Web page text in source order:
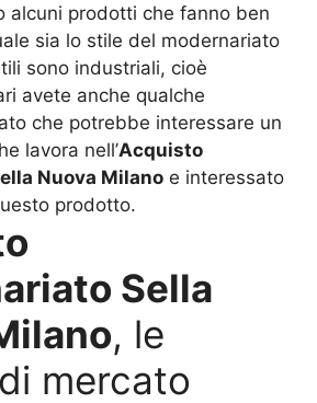
alcuni prodotti che fanno ben
sia lo stile del modernariato
sono industriali, cioè
avete anche qualche
che potrebbe interessare un
lavora nell’Acquisto
Nuova Milano e interessato
prodotto.
Sella
, le
mercato